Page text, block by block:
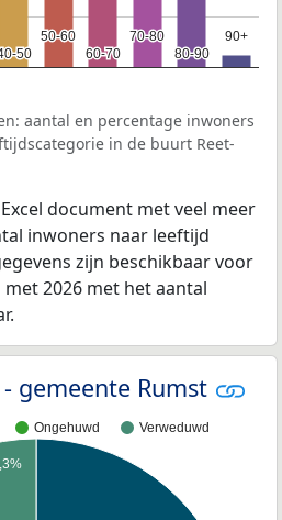
50
50
50-60
50-60
60-70
60-70
70-80
70-80
80-90
80-90
90+
90+
aantal en percentage inwoners
in de buurt Reet-
document met veel meer
inwoners naar leeftijd
zijn beschikbaar voor
2026 met het aantal
gemeente Rumst
Ongehuwd Verweduwd